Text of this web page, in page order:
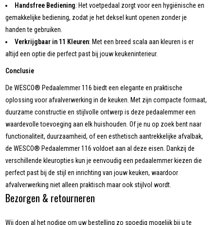
Handsfree Bediening: Het voetpedaal zorgt voor een hygiënische en
gemakkelijke bediening, zodat je het deksel kunt openen zonder je
handen te gebruiken.
Verkrijgbaar in 11 Kleuren: Met een breed scala aan kleuren is er
altijd een optie die perfect past bij jouw keukeninterieur.
Conclusie
De WESCO® Pedaalemmer 116 biedt een elegante en praktische
oplossing voor afvalverwerking in de keuken. Met zijn compacte formaat,
duurzame constructie en stijlvolle ontwerp is deze pedaalemmer een
waardevolle toevoeging aan elk huishouden. Of je nu op zoek bent naar
functionaliteit, duurzaamheid, of een esthetisch aantrekkelijke afvalbak,
de WESCO® Pedaalemmer 116 voldoet aan al deze eisen. Dankzij de
verschillende kleuropties kun je eenvoudig een pedaalemmer kiezen die
perfect past bij de stijl en inrichting van jouw keuken, waardoor
afvalverwerking niet alleen praktisch maar ook stijlvol wordt.
Bezorgen & retourneren
Wij doen al het nodige om uw bestelling zo spoedig mogelijk bij u te